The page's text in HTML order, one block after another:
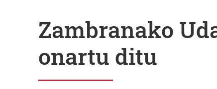
Zambranako
onartu ditu